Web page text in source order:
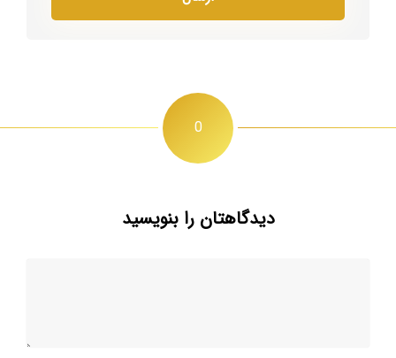
0
دیدگاهتان را بنویسید